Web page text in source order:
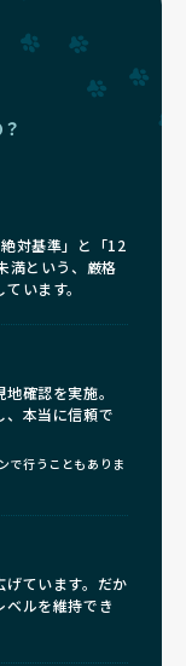
対基準」と「12
満という、厳格
います。
確認を実施。
、本当に信頼で
で行うこともありま
ています。だか
ベルを維持でき